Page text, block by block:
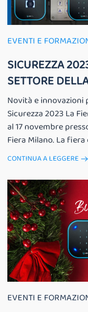
EVENTI E
SICUREZZA
SETTORE
Novità e innovazioni
Sicurezza 2023 La
al 17 novembre
Fiera Milano. La fiera
CONTINUA A LEGGERE
EVENTI E